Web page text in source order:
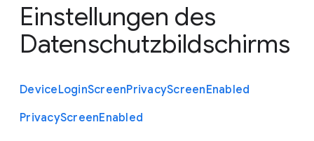
Einstellungen des
Datenschutzbildschirms
DeviceLoginScreenPrivacyScreenEnabled
PrivacyScreenEnabled